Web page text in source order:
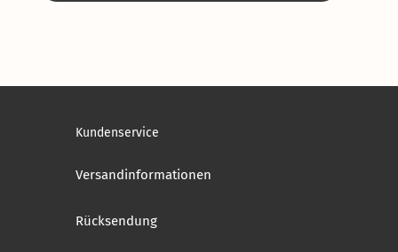
Kundenservice
Versandinformationen
Rücksendung